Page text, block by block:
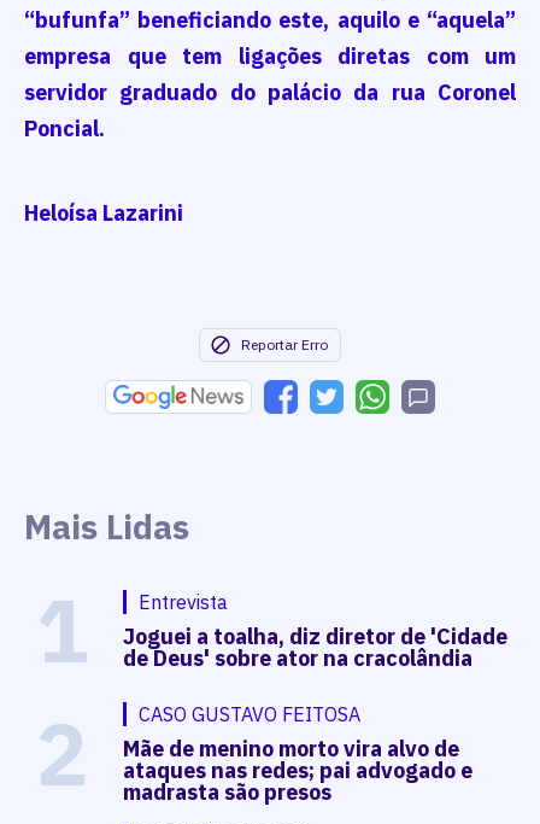
“bufunfa” beneficiando este, aquilo e “aquela”
empresa que tem ligações diretas com um
servidor graduado do palácio da rua Coronel
Poncial.
Heloísa Lazarini
Reportar Erro
Mais Lidas
1 Entrevista
Joguei a toalha, diz diretor de 'Cidade
de Deus' sobre ator na cracolândia
2 CASO GUSTAVO FEITOSA
Mãe de menino morto vira alvo de
ataques nas redes; pai advogado e
madrasta são presos